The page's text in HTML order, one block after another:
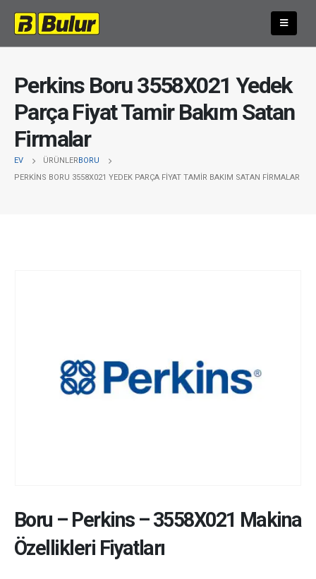
Perkins Boru 3558X021 Yedek
Parça Fiyat Tamir Bakım Satan
Firmalar
EV ÜRÜNLERBORU
PERKINS BORU 3558X021 YEDEK PARÇA FIYAT TAMIR BAKIM SATAN FIRMALAR
Boru – Perkins–3558X021 Makina
Özellikleri Fiyatları